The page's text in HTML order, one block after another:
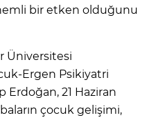
bir etken olduğunu
Üniversitesi
Ergen Psikiyatri
Erdoğan, 21 Haziran
çocuk gelişimi,